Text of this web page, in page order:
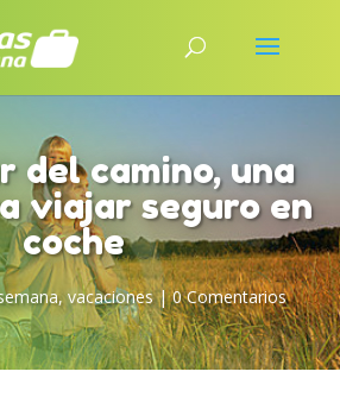
del camino, una
viajar seguro en
coche
,vacaciones|0 Comentarios